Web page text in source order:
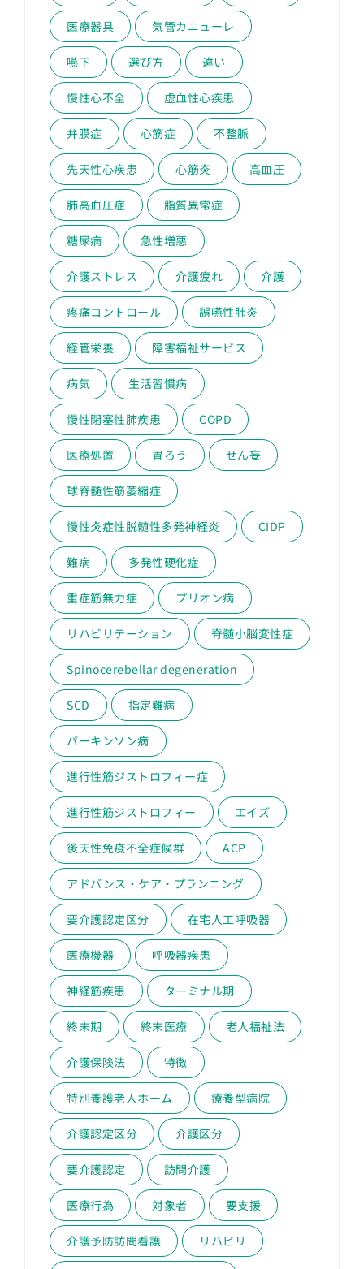
医療器具 気管カニューレ
嚥下 選び方 違い
慢性心不全 虚血性心疾患
弁膜症 心筋症 不整脈
先天性心疾患 心筋炎 高血圧
肺高血圧症 脂質異常症
糖尿病 急性増悪
介護ストレス 介護疲れ 介護
疼痛コントロール 誤嚥性肺炎
経管栄養 障害福祉サービス
病気 生活習慣病
慢性閉塞性肺疾患 COPD
医療処置 胃ろう せん妄
球脊髄性筋萎縮症
慢性炎症性脱髄性多発神経炎 CIDP
難病 多発性硬化症
重症筋無力症 プリオン病
リハビリテーション 脊髄小脳変性症
Spinocerebellar degeneration
SCD 指定難病
パーキンソン病
進行性筋ジストロフィー症
進行性筋ジストロフィー エイズ
後天性免疫不全症候群 ACP
アドバンス・ケア・プランニング
要介護認定区分 在宅人工呼吸器
医療機器 呼吸器疾患
神経筋疾患 ターミナル期
終末期 終末医療 老人福祉法
介護保険法 特徴
特別養護老人ホーム 療養型病院
介護認定区分 介護区分
要介護認定 訪問介護
医療行為 対象者 要支援
介護予防訪問看護 リハビリ